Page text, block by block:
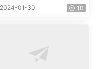
2024-01-30 10